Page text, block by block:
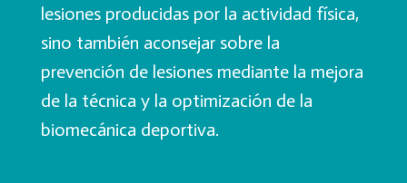
lesiones producidas por la actividad física,
sino también aconsejar sobre la
prevención de lesiones mediante la mejora
de la técnica y la optimización de la
biomecánica deportiva.